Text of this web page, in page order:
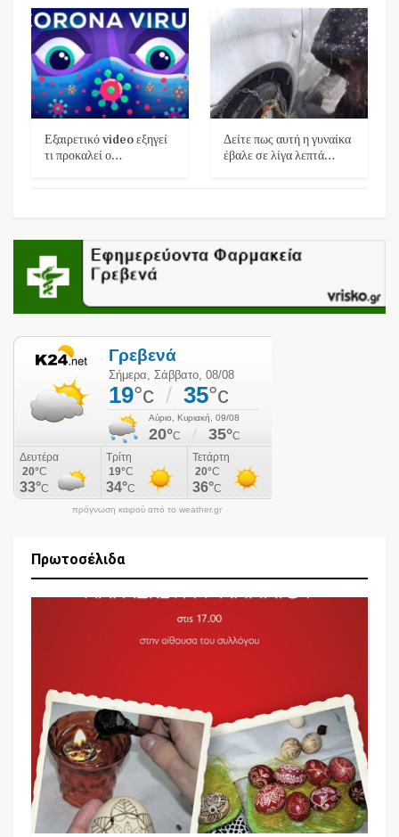
Εξαιρετικό video εξηγεί
τι προκαλεί ο…
Δείτε πως αυτή η γυναίκα
έβαλε σε λίγα λεπτά…
πρόγνωση καιρού από το weather.gr
Πρωτοσέλιδα